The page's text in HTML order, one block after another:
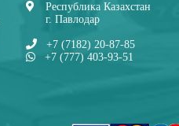
Республика Казахстан
г. Павлодар
+7 (7182) 20-87-85
+7 (777) 403-93-51